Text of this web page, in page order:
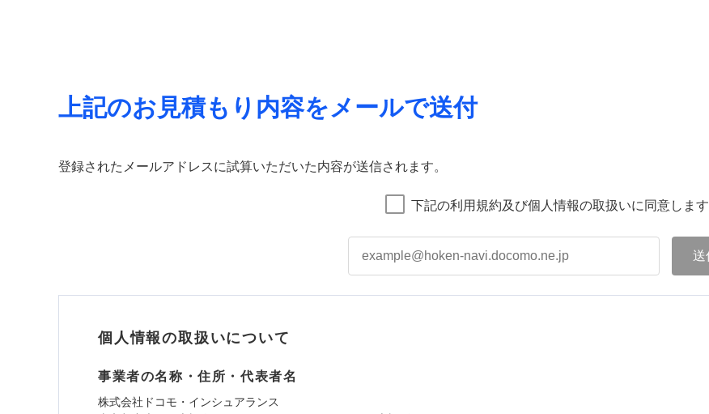
上記のお見積もり内容をメールで送付
登録されたメールアドレスに試算いただいた内容が送信されます。
下記の利用規約及び個人情報の取扱いに同意します
個人情報の取扱いについて
事業者の名称・住所・代表者名
株式会社ドコモ・インシュアランス